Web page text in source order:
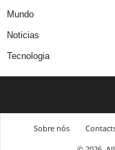
Mundo
Noticias
Tecnologia
Sobre nós